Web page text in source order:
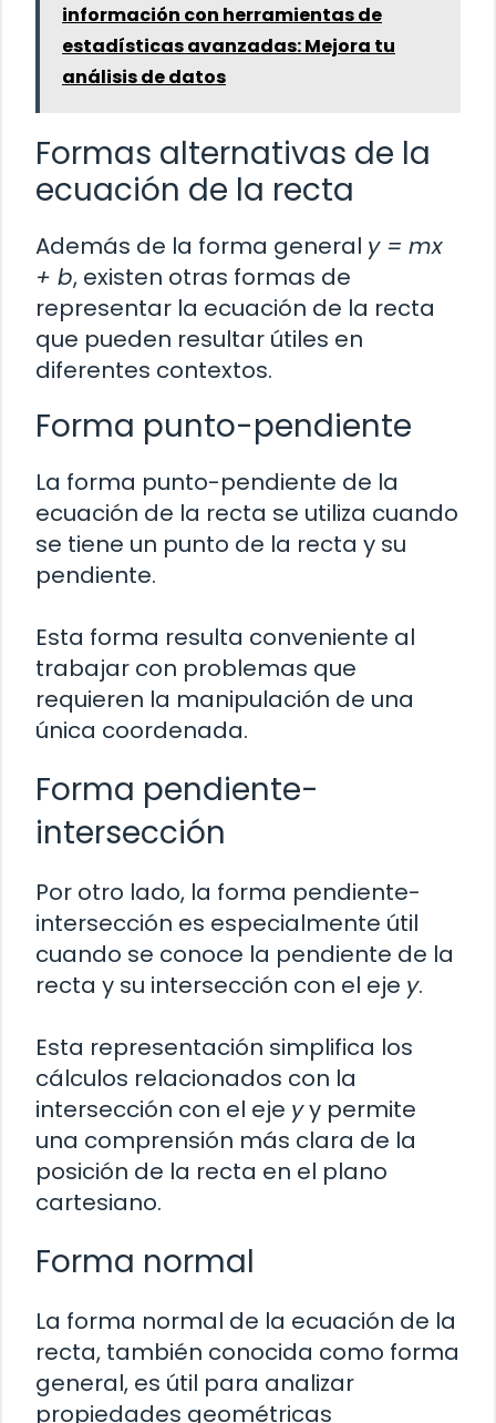
información con herramientas de
estadísticas avanzadas: Mejora tu
análisis de datos
Formas alternativas de la
ecuación de la recta
Además de la forma general y = mx
+ b, existen otras formas de
representar la ecuación de la recta
que pueden resultar útiles en
diferentes contextos.
Forma punto-pendiente
La forma punto-pendiente de la
ecuación de la recta se utiliza cuando
se tiene un punto de la recta y su
pendiente.
Esta forma resulta conveniente al
trabajar con problemas que
requieren la manipulación de una
única coordenada.
Forma pendiente-
intersección
Por otro lado, la forma pendiente-
intersección es especialmente útil
cuando se conoce la pendiente de la
recta y su intersección con el eje y.
Esta representación simplifica los
cálculos relacionados con la
intersección con el eje yy permite
una comprensión más clara de la
posición de la recta en el plano
cartesiano.
Forma normal
La forma normal de la ecuación de la
recta, también conocida como forma
general, es útil para analizar
propiedades geométricas